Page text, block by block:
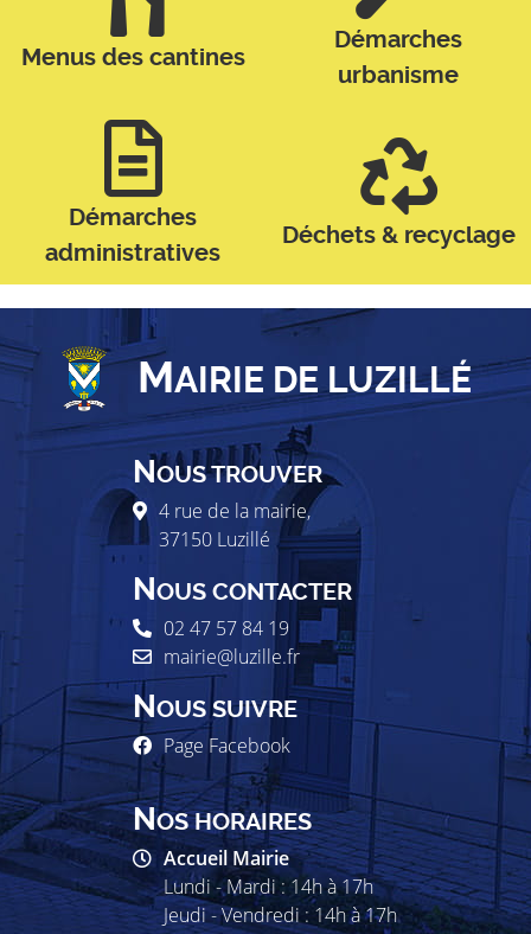
Menus des cantines
Démarches
urbanisme
Démarches
administratives
Déchets & recyclage
MAIRIE DE LUZILLÉ
NOUS TROUVER
4 rue de la mairie,
37150 Luzillé
NOUS CONTACTER
02 47 57 84 19
mairie@luzille.fr
NOUS SUIVRE
Page Facebook
NOS HORAIRES
Accueil Mairie
Lundi - Mardi : 14h à 17h
Jeudi - Vendredi : 14h à 17h